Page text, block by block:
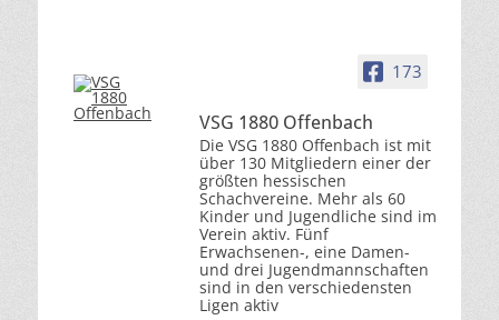
173
VSG 1880 Offenbach
Die VSG 1880 Offenbach ist mit
über 130 Mitgliedern einer der
größten hessischen
Schachvereine. Mehr als 60
Kinder und Jugendliche sind im
Verein aktiv. Fünf
Erwachsenen-, eine Damen-
und drei Jugendmannschaften
sind in den verschiedensten
Ligen aktiv